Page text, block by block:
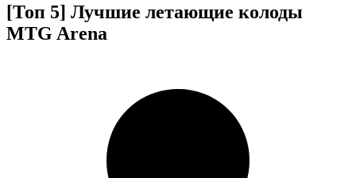
[Топ 5] Лучшие летающие колоды
MTG Arena